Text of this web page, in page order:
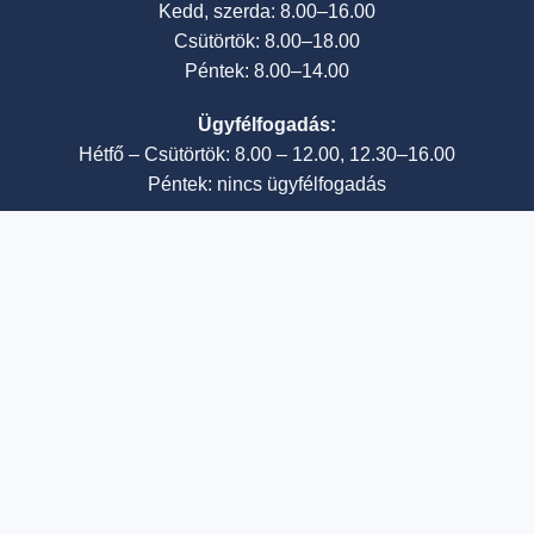
Kedd, szerda: 8.00–16.00
Csütörtök: 8.00–18.00
Péntek: 8.00–14.00
Ügyfélfogadás:
Hétfő – Csütörtök: 8.00 – 12.00, 12.30–16.00
Péntek: nincs ügyfélfogadás